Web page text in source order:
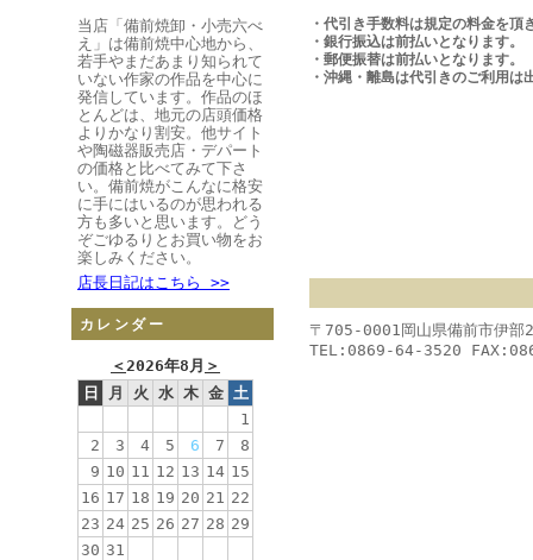
当店「備前焼卸・小売六べ
え」は備前焼中心地から、
若手やまだあまり知られて
いない作家の作品を中心に
発信しています。作品のほ
とんどは、地元の店頭価格
よりかなり割安。他サイト
や陶磁器販売店・デパート
の価格と比べてみて下さ
い。備前焼がこんなに格安
に手にはいるのが思われる
方も多いと思います。どう
ぞごゆるりとお買い物をお
楽しみください。
店長日記はこちら >>
カレンダー
＜2026年8月 ＞
日
月 火 水 木 金 土
1
2
3 4 5 6 7
8
9 10 11 12 13 14 15
16 17 18 19 20 21 22
23 24 25 26 27 28 29
30 31
・代引き手数料は規定の料金を頂
・銀行振込は前払いとなります。
・郵便振替は前払いとなります。
・沖縄・離島は代引きのご利用は
〒705-0001岡山県備前市伊
TEL:0869-64-3520